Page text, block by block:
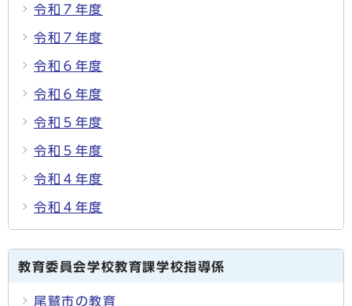
令和７年度
令和７年度
令和６年度
令和６年度
令和５年度
令和５年度
令和４年度
令和４年度
教育委員会学校教育課学校指導係
尾鷲市の教育